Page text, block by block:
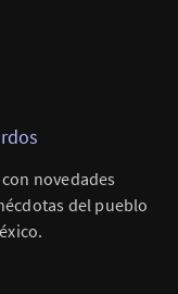
novedades
del pueblo